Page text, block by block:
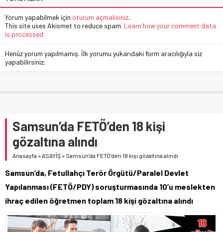
Yorum yapabilmek için oturum açmalısınız.
This site uses Akismet to reduce spam. Learn how your comment data
is processed.
Henüz yorum yapılmamış. İlk yorumu yukarıdaki form aracılığıyla siz
yapabilirsiniz.
Samsun’da FETÖ’den 18 kişi
gözaltına alındı
Anasayfa »ASAYİŞ » Samsun’da FETÖ’den 18 kişi gözaltına alındı
Samsun’da, Fetullahçı Terör Örgütü/Paralel Devlet
Yapılanması (FETÖ/PDY) soruşturmasında 10’u meslekten
ihraç edilen öğretmen toplam 18 kişi gözaltına alındı